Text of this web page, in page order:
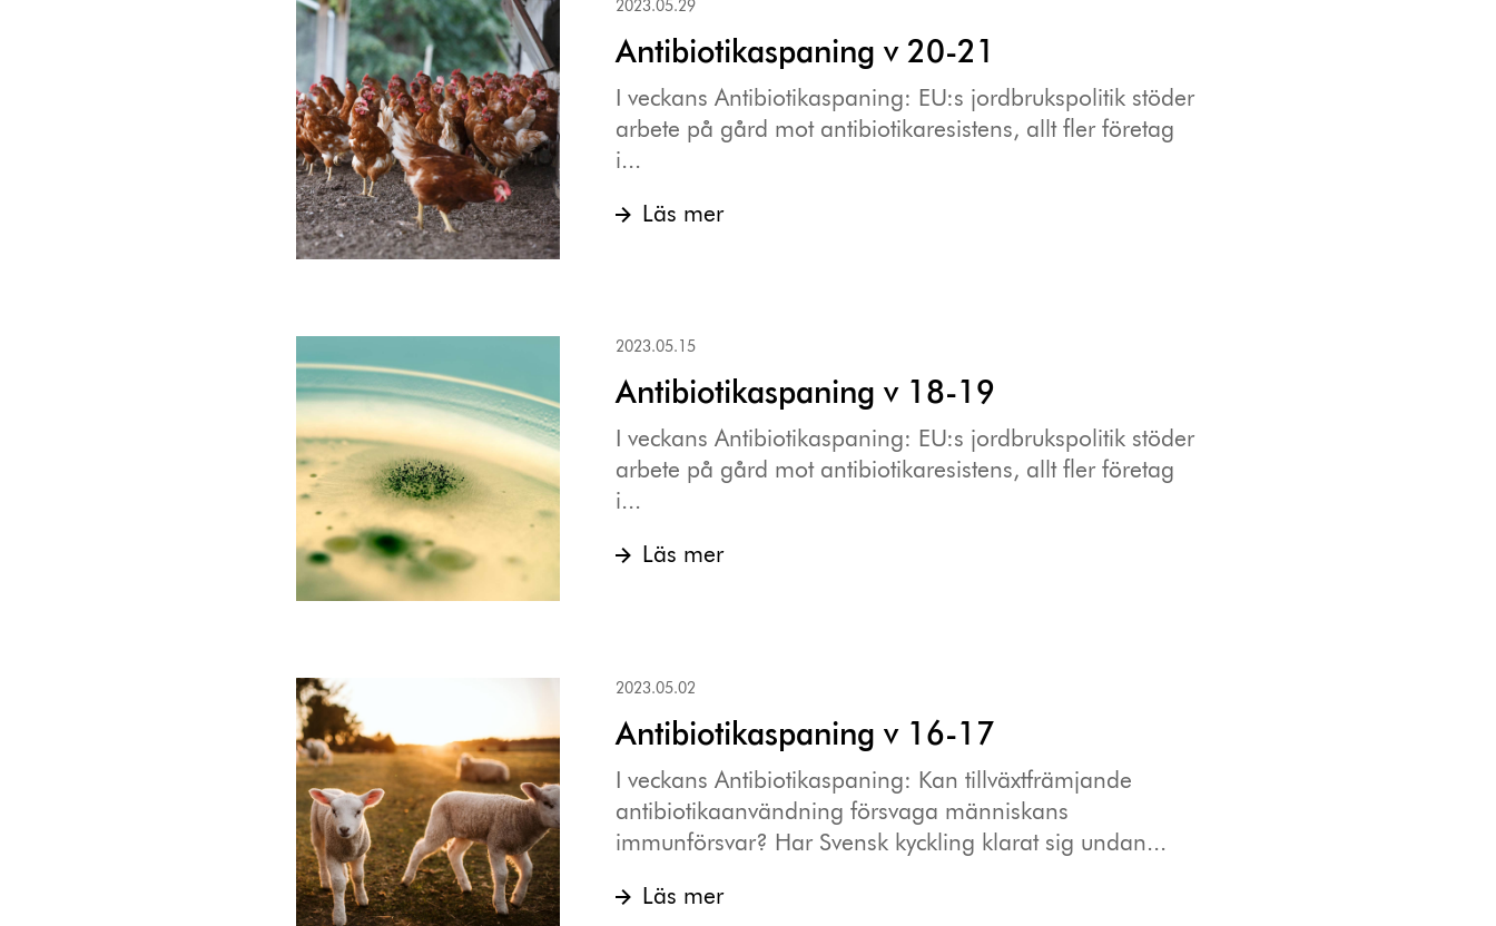
2023.05.29
Antibiotikaspaning v 20-21
I veckans Antibiotikaspaning: EU:s jordbrukspolitik stöder
arbete på gård mot antibiotikaresistens, allt fler företag
i...
Läs mer
2023.05.15
Antibiotikaspaning v 18-19
I veckans Antibiotikaspaning: EU:s jordbrukspolitik stöder
arbete på gård mot antibiotikaresistens, allt fler företag
i...
Läs mer
2023.05.02
Antibiotikaspaning v 16-17
I veckans Antibiotikaspaning: Kan tillväxtfrämjande
antibiotikaanvändning försvaga människans
immunförsvar? Har Svensk kyckling klarat sig undan...
Läs mer